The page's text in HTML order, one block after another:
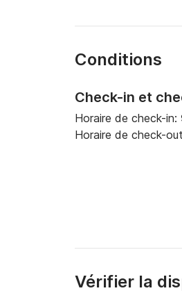
Conditions
Check-in et
Horaire de check-in:
Horaire de check-
Vérifier la